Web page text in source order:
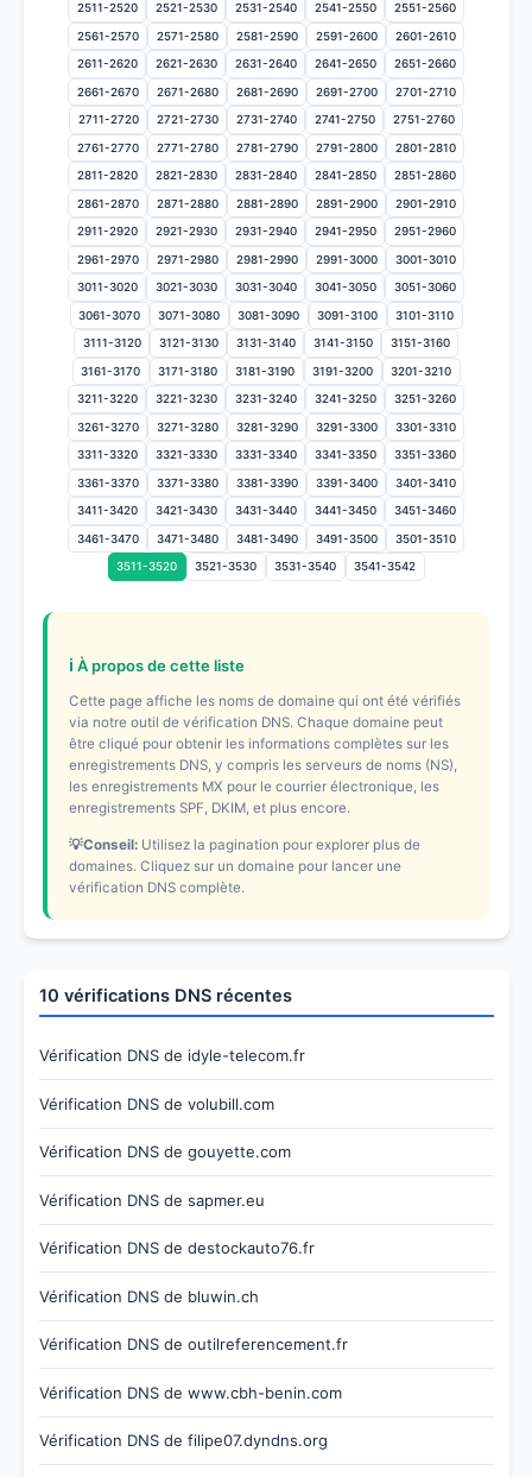
2511-2520 2521-2530 2531-2540 2541-2550 2551-2560
2561-2570 2571-2580 2581-2590 2591-2600 2601-2610
2611-2620 2621-2630 2631-2640 2641-2650 2651-2660
2661-2670 2671-2680 2681-2690 2691-2700 2701-2710
2711-2720 2721-2730 2731-2740 2741-2750 2751-2760
2761-2770 2771-2780 2781-2790 2791-2800 2801-2810
2811-2820 2821-2830 2831-2840 2841-2850 2851-2860
2861-2870 2871-2880 2881-2890 2891-2900 2901-2910
2911-2920 2921-2930 2931-2940 2941-2950 2951-2960
2961-2970 2971-2980 2981-2990 2991-3000 3001-3010
3011-3020 3021-3030 3031-3040 3041-3050 3051-3060
3061-3070 3071-3080 3081-3090 3091-3100 3101-3110
3111-3120 3121-3130 3131-3140 3141-3150 3151-3160
3161-3170 3171-3180 3181-3190 3191-3200 3201-3210
3211-3220 3221-3230 3231-3240 3241-3250 3251-3260
3261-3270 3271-3280 3281-3290 3291-3300 3301-3310
3311-3320 3321-3330 3331-3340 3341-3350 3351-3360
3361-3370 3371-3380 3381-3390 3391-3400 3401-3410
3411-3420 3421-3430 3431-3440 3441-3450 3451-3460
3461-3470 3471-3480 3481-3490 3491-3500 3501-3510
3511-3520 3521-3530 3531-3540 3541-3542
ℹ️ À propos de cette liste
Cette page affiche les noms de domaine qui ont été vérifiés
via notre outil de vérification DNS. Chaque domaine peut
être cliqué pour obtenir les informations complètes sur les
enregistrements DNS, y compris les serveurs de noms (NS),
les enregistrements MX pour le courrier électronique, les
enregistrements SPF, DKIM, et plus encore.
💡Conseil:Utilisez la pagination pour explorer plus de
domaines. Cliquez sur un domaine pour lancer une
vérification DNS complète.
10 vérifications DNS récentes
Vérification DNS de idyle-telecom.fr
Vérification DNS de volubill.com
Vérification DNS de gouyette.com
Vérification DNS de sapmer.eu
Vérification DNS de destockauto76.fr
Vérification DNS de bluwin.ch
Vérification DNS de outilreferencement.fr
Vérification DNS de www.cbh-benin.com
Vérification DNS de filipe07.dyndns.org